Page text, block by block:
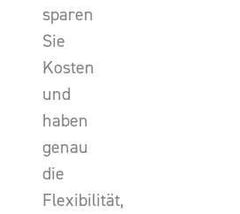
sparen
Sie
Kosten
und
haben
genau
die
Flexibilität,